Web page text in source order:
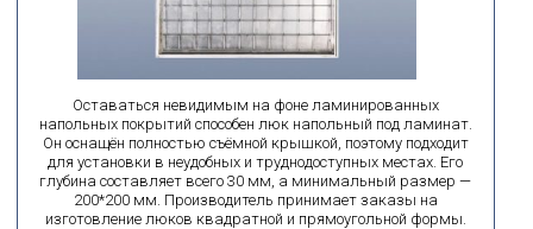
Оставаться невидимым на фоне ламинированных
напольных покрытий способен люк напольный под ламинат.
Он оснащён полностью съёмной крышкой, поэтому подходит
для установки в неудобных и труднодоступных местах. Его
глубина составляет всего 30 мм, а минимальный размер —
200*200 мм. Производитель принимает заказы на
изготовление люков квадратной и прямоугольной формы.